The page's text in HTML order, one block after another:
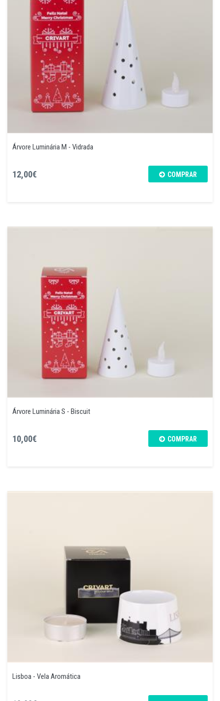
Árvore Luminária M - Vidrada
12,00€ COMPRAR
Árvore Luminária S - Biscuit
10,00€ COMPRAR
Lisboa - Vela Aromática